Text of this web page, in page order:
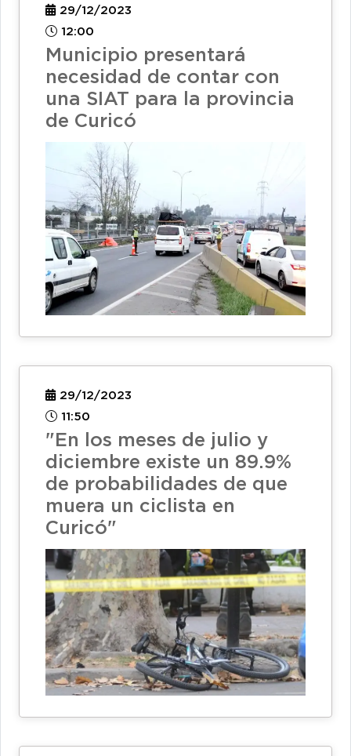
29/12/2023
12:00
Municipio presentará
necesidad de contar con
una SIAT para la provincia
de Curicó
29/12/2023
11:50
"En los meses de julio y
diciembre existe un 89.9%
de probabilidades de que
muera un ciclista en
Curicó"